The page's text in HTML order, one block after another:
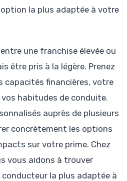
la plus adaptée à votre
une franchise élevée ou
être pris à la légère. Prenez
capacités financières, votre
habitudes de conduite.
auprès de plusieurs
concrètement les options
sur votre prime. Chez
vous aidons à trouver
la plus adaptée à